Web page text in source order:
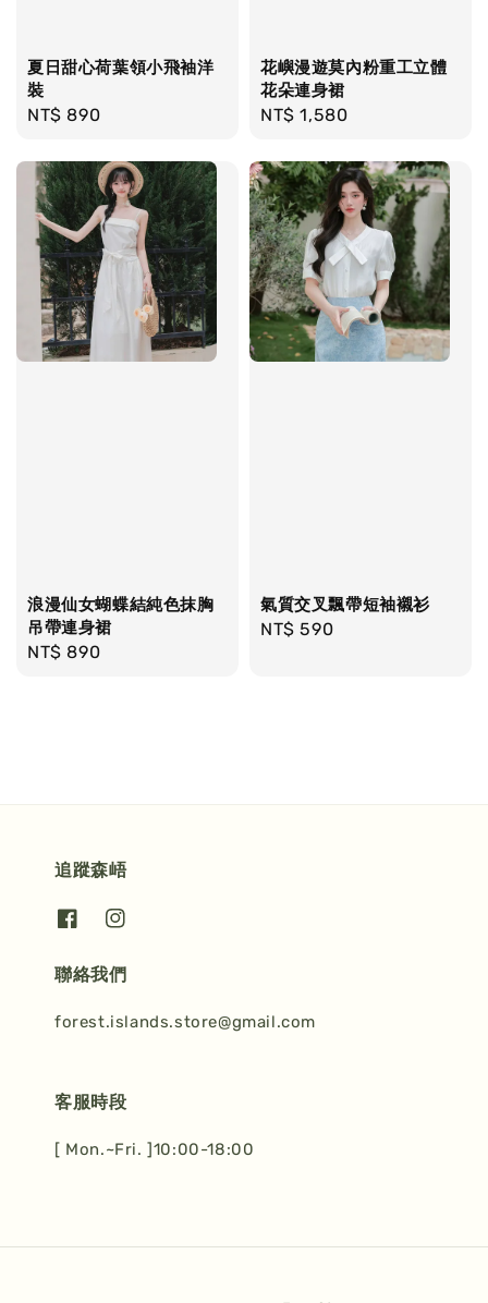
夏日甜心荷葉領小飛袖洋
裝
Regular
NT$ 890
花嶼漫遊莫內粉重工立體
花朵連身裙
Regular
NT$ 1,580
浪漫仙女蝴蝶結純色抹胸
吊帶連身裙
Regular
NT$ 890
氣質交叉飄帶短袖襯衫
Regular
NT$ 590
追蹤森峿
聯絡我們
forest.islands.store@gmail.com
客服時段
[ Mon.~Fri. ]10:00-18:00